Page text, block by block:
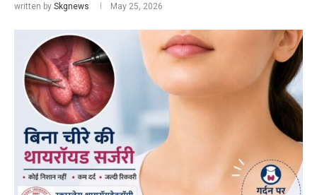
written by Skgnews May 25, 2026